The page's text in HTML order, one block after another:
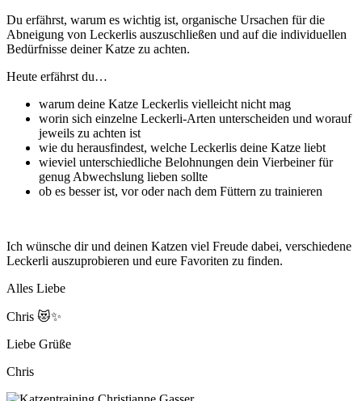
Du erfährst, warum es wichtig ist, organische Ursachen für die
Abneigung von Leckerlis auszuschließen und auf die individuellen
Bedürfnisse deiner Katze zu achten.
Heute erfährst du…
warum deine Katze Leckerlis vielleicht nicht mag
worin sich einzelne Leckerli-Arten unterscheiden und worauf
jeweils zu achten ist
wie du herausfindest, welche Leckerlis deine Katze liebt
wieviel unterschiedliche Belohnungen dein Vierbeiner für
genug Abwechslung lieben sollte
ob es besser ist, vor oder nach dem Füttern zu trainieren
Ich wünsche dir und deinen Katzen viel Freude dabei, verschiedene
Leckerli auszuprobieren und eure Favoriten zu finden.
Alles Liebe
Chris 😻✨
Liebe Grüße
Chris